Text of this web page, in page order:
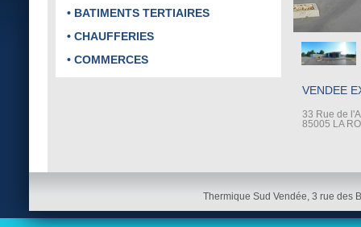
• BATIMENTS TERTIAIRES
• CHAUFFERIES
• COMMERCES
VENDEE
33 Rue de
85005 LA
Thermique Sud Vendée, 3 rue des